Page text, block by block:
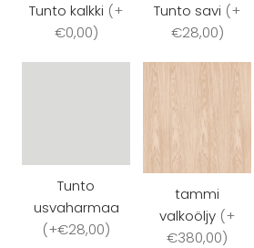
Tunto kalkki (+
€0,00)
Tunto savi (+
€28,00)
Tunto
usvaharmaa
(+€28,00)
tammi
valkoöljy (+
€380,00)